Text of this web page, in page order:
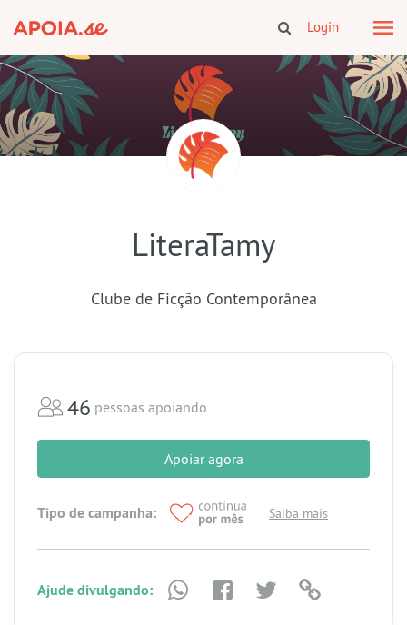
Login
LiteraTamy
Clube de Ficção Contemporânea
46 pessoas apoiando
Apoiar agora
Tipo de campanha: Saiba mais
Ajude divulgando: